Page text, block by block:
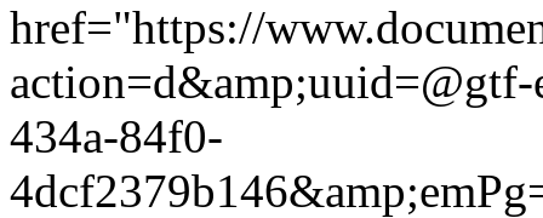
href="https://
action=d&amp;uuid=@gtf-
434a-84f0-